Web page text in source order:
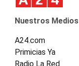
Nuestros Medios
A24.com
Primicias Ya
Radio La Red